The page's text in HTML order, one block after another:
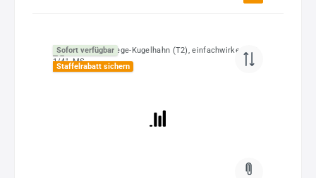
Sofort verfügbar
Staffelrabatt sichern